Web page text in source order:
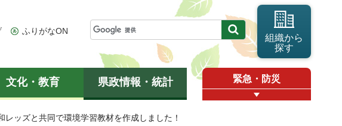
ふりがなON
組織から
探す
文化・教育 県政情報・統計 緊急・防災
レッズと共同で環境学習教材を作成しました！